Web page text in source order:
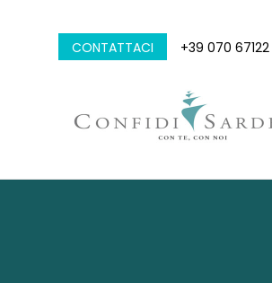
CONTATTACI +39 070 67122